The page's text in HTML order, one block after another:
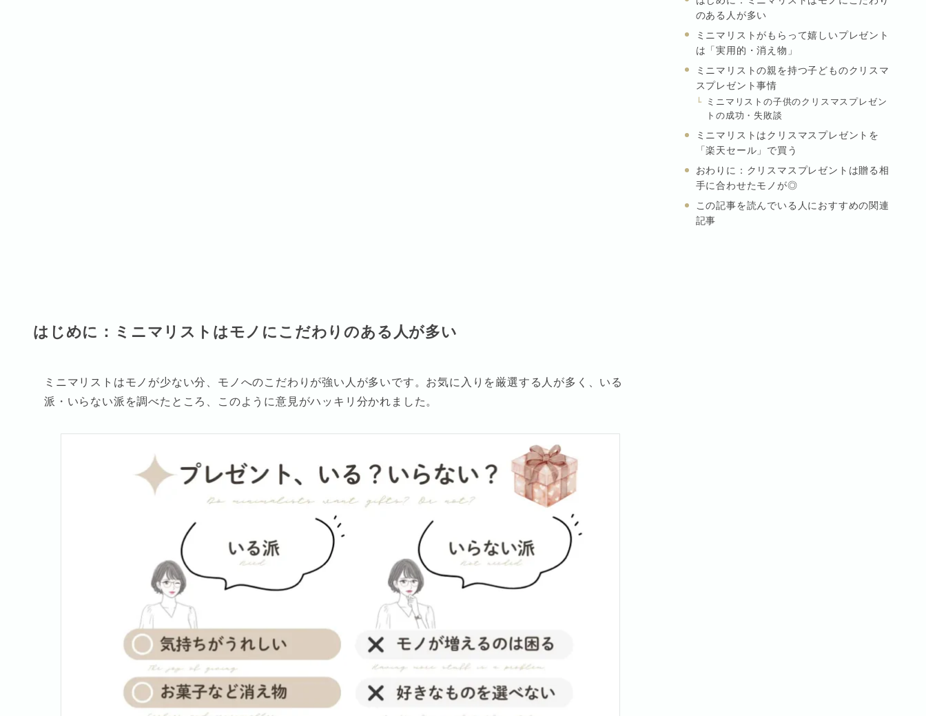
はじめに：ミニマリストはモノにこだわりのある人が多い
ミニマリストはモノが少ない分、モノへのこだわりが強い人が多いです。お気に入りを厳選する人が多く、いる
派・いらない派を調べたところ、このように意見がハッキリ分かれました。
のある人が多い
ミニマリストがもらって嬉しいプレゼント
は「実用的・消え物」
ミニマリストの親を持つ子どものクリスマ
スプレゼント事情
ミニマリストの子供のクリスマスプレゼン
トの成功・失敗談
ミニマリストはクリスマスプレゼントを
「楽天セール」で買う
おわりに：クリスマスプレゼントは贈る相
手に合わせたモノが◎
この記事を読んでいる人におすすめの関連
記事